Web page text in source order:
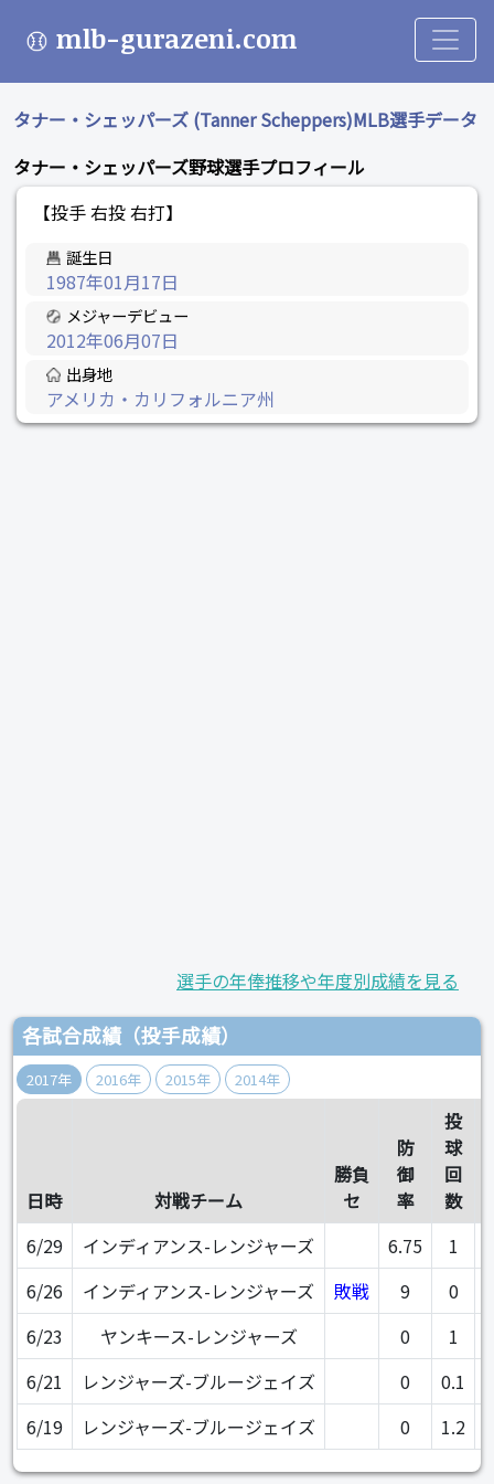
mlb-gurazeni.com
タナー・シェッパーズ (Tanner Scheppers)MLB選手データ
タナー・シェッパーズ野球選手プロフィール
【投手 右投 右打】
誕生日
1987年01月17日
メジャーデビュー
2012年06月07日
出身地
アメリカ・カリフォルニア州
選手の年俸推移や年度別成績を見る
各試合成績（投手成績）
2017年 2016年 2015年 2014年
日時 対戦チーム
勝負
セ
防
御
率
投
球
回
数
6/29
インディアンス-レンジャーズ 6.75 1
6/26
インディアンス-レンジャーズ 敗戦 9 0
6/23
ヤンキース-レンジャーズ 0 1
6/21
レンジャーズ-ブルージェイズ 0 0.1
6/19
レンジャーズ-ブルージェイズ 0 1.2